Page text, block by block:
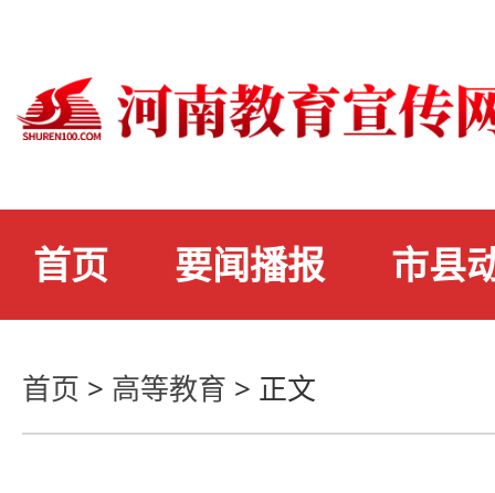
首页 要闻播报 市县
首页 > 高等教育 > 正文